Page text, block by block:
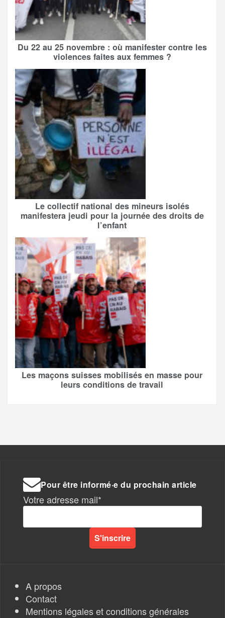
Du 22 au 25 novembre : où manifester contre les
violences faites aux femmes ?
Le collectif national des mineurs isolés
manifestera jeudi pour la journée des droits de
l’enfant
Les maçons suisses mobilisés en masse pour
leurs conditions de travail
Pour être informé·e du prochain article
Votre adresse mail*
A propos
Contact
Mentions légales et conditions générales